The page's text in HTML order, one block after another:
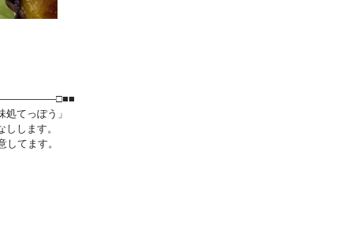
てっぽう」
します。
てます。